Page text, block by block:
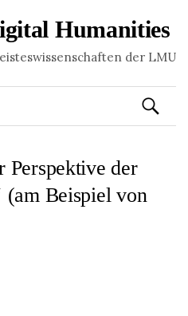
Humanities
der LMU
Suchen
nach:
Perspektive der
(am Beispiel von